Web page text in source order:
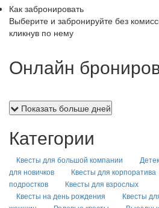
Как забронировать
Выберите и забронируйте без
кликнув по нему
Онлайн
Показать больше дней
Категории
Квесты для большой компании
для новичков
Квесты для корпоратива
подростков
Квесты для взрослых
Квесты на день рождения
Квесты